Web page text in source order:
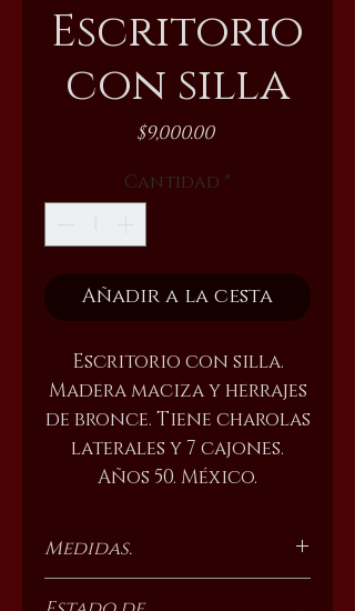
Escritorio
con silla
$9,000.00Precio
Cantidad *
Añadir a la cesta
Escritorio con silla.
Madera maciza y herrajes
de bronce. Tiene charolas
laterales y 7 cajones.
Años 50. México.
Medidas.